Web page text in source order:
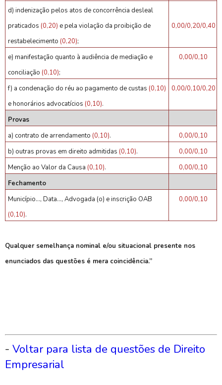
d) indenização pelos atos de concorrência desleal
praticados (0,20) e pela violação da proibição de
restabelecimento (0,20);
0,00/0,20/0,40
e) manifestação quanto à audiência de mediação e
conciliação (0,10);
0,00/0,10
f) a condenação do réu ao pagamento de custas (0,10)
e honorários advocatícios (0,10).
0,00/0,10/0,20
Provas
a) contrato de arrendamento (0,10).
0,00/0,10
b) outras provas em direito admitidas (0,10).
0,00/0,10
Menção ao Valor da Causa (0,10).
0,00/0,10
Fechamento
Município..., Data..., Advogada (o) e inscrição OAB
(0,10).
0,00/0,10
Qualquer semelhança nominal e/ou situacional presente nos
enunciados das questões é mera coincidência.”
- Voltar para lista de questões de Direito
Empresarial